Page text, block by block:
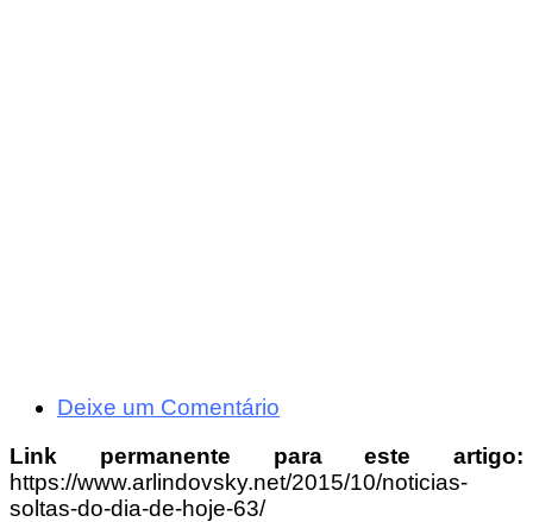
Deixe um Comentário
Link permanente para este artigo:
https://www.arlindovsky.net/2015/10/noticias-
soltas-do-dia-de-hoje-63/